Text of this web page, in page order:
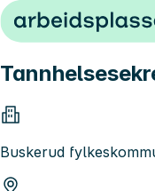
Hopp til innhold
Buskerud